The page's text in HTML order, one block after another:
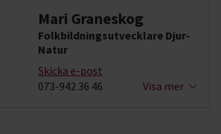
Mari Graneskog
Folkbildningsutvecklare Djur-
Natur
Skicka e-post
073-942 36 46
Visa mer